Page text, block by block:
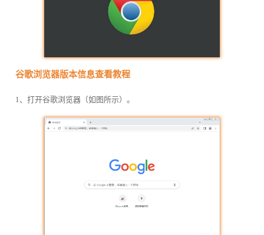
谷歌浏览器版本信息查看教程
1、打开谷歌浏览器（如图所示）。